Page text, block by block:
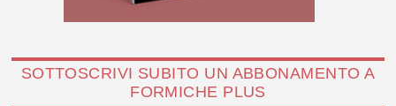
SOTTOSCRIVI SUBITO UN ABBONAMENTO A
FORMICHE PLUS